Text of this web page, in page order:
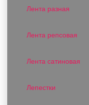
Лента разная
Лента репсовая
Лента сатиновая
Лепестки